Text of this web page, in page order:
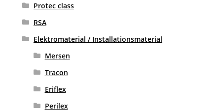
Protec class
RSA
Elektromaterial / Installationsmaterial
Mersen
Tracon
Eriflex
Perilex